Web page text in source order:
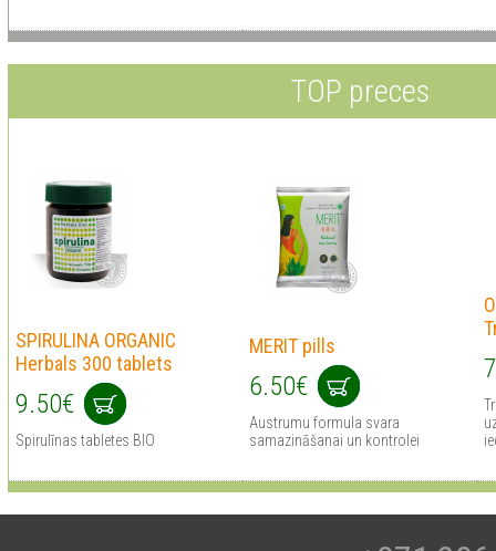
TOP preces
SPIRULINA ORGANIC
Herbals 300 tablets
9.50€
Spirulīnas tabletes BIO
MERIT pills
6.50€
Austrumu formula svara
samazināšanai un kontrolei